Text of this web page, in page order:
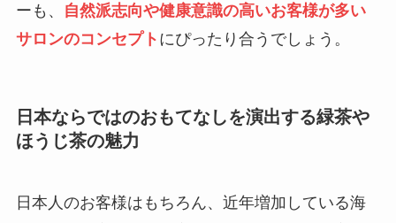
ーも、
自然派志向や健康意識の高いお客様が多い
サロンのコンセプト にぴったり合うでしょう。
日本ならではのおもてなしを演出する緑茶や
ほうじ茶の魅力
日本人のお客様はもちろん、近年増加している海